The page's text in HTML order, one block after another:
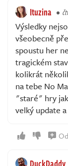
Ituzina
Výsledky
všeobecně
spoustu her
tragickém
kolikrát
na tebe No
"staré" hry
velký update